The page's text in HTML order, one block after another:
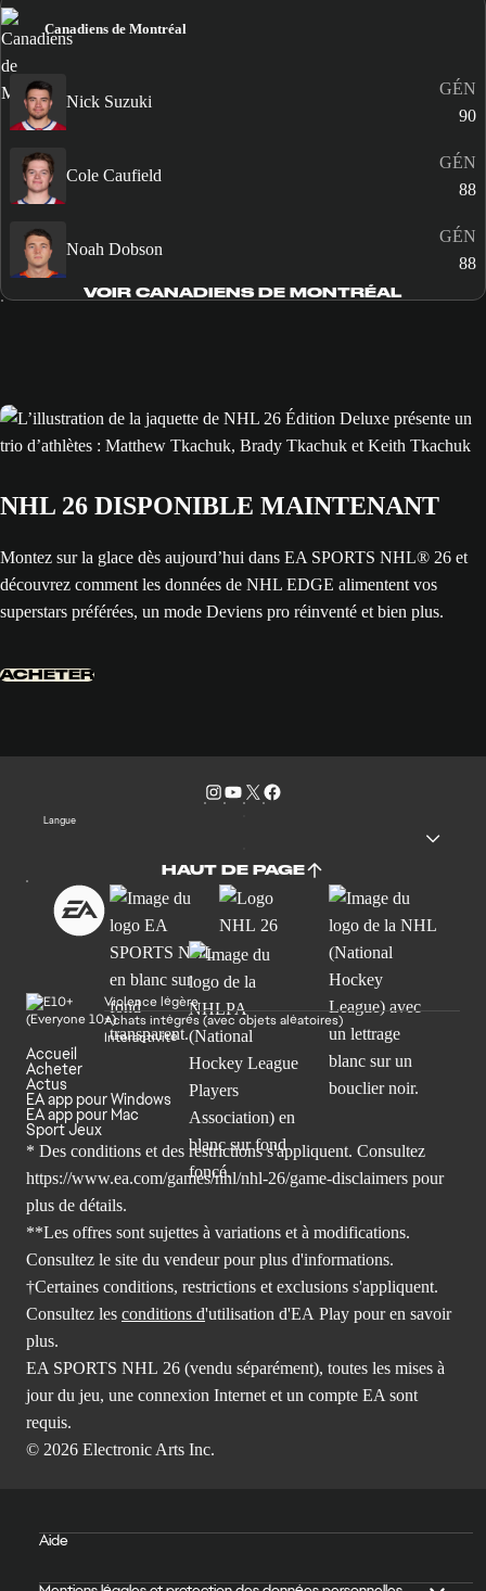
Canadiens de Montréal
Nick Suzuki
GÉN
90
Cole Caufield
GÉN
88
Noah Dobson
GÉN
88
VOIR CANADIENS DE MONTRÉAL
NHL 26 DISPONIBLE MAINTENANT
Montez sur la glace dès aujourd’hui dans EA SPORTS NHL® 26 et
découvrez comment les données de NHL EDGE alimentent vos
superstars préférées, un mode Deviens pro réinventé et bien plus.
ACHETER
Langue
HAUT DE PAGE
Violence légère
Achats intégrés (avec objets aléatoires)
Interactivité
Accueil
Acheter
Actus
EA app pour Windows
EA app pour Mac
Sport Jeux
* Des conditions et des restrictions s'appliquent. Consultez
https://www.ea.com/games/nhl/nhl-26/game-disclaimers pour
plus de détails.
**Les offres sont sujettes à variations et à modifications.
Consultez le site du vendeur pour plus d'informations.
†Certaines conditions, restrictions et exclusions s'appliquent.
Consultez les conditions d'utilisation d'EA Play pour en savoir
plus.
EA SPORTS NHL 26 (vendu séparément), toutes les mises à
jour du jeu, une connexion Internet et un compte EA sont
requis.
© 2026 Electronic Arts Inc.
Aide